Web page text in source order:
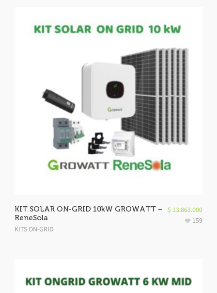
KIT SOLAR ON-GRID 10kW GROWATT –
ReneSola
KITS ON-GRID
$ 13.863.000
159